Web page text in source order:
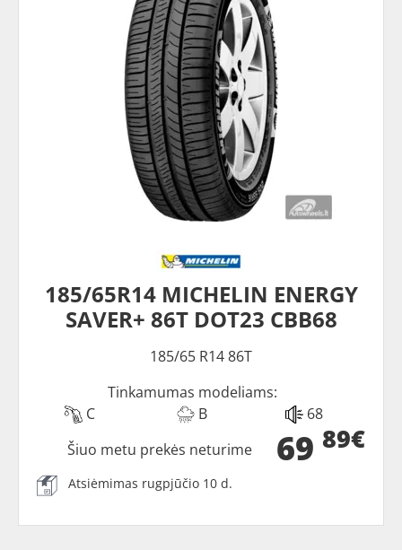
185/65R14 MICHELIN ENERGY
SAVER+ 86T DOT23 CBB68
185/65 R14 86T
Tinkamumas modeliams:
C
B 68
69 89€
Šiuo metu prekės neturime
Atsiėmimas rugpjūčio 10 d.